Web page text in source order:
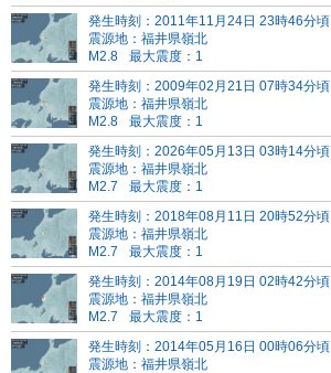
発生時刻：2011年11月24日 23時46分頃
震源地：福井県嶺北
M2.8
最大震度：1
発生時刻：2009年02月21日 07時34分頃
震源地：福井県嶺北
M2.8
最大震度：1
発生時刻：2026年05月13日 03時14分頃
震源地：福井県嶺北
M2.7
最大震度：1
発生時刻：2018年08月11日 20時52分頃
震源地：福井県嶺北
M2.7
最大震度：1
発生時刻：2014年08月19日 02時42分頃
震源地：福井県嶺北
M2.7
最大震度：1
発生時刻：2014年05月16日 00時06分頃
震源地：福井県嶺北